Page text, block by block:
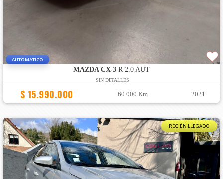
AUTOMATICO
MAZDA CX-3R 2.0 AUT
SIN DETALLES
$ 15.990.000 60.000 Km 2021
RECIÉN LLEGADO